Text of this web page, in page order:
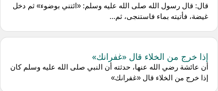
قال: قال رسول الله صلى الله عليه وسلم: «ائتني بوضوء» ثم دخل
غيضة، فأتيته بماء فاستنجى، ثم...
إذا خرج من الخلاء قال «غفرانك»
أن عائشة رضي الله عنها، حدثته أن النبي صلى الله عليه وسلم كان
إذا خرج من الخلاء قال «غفرانك»